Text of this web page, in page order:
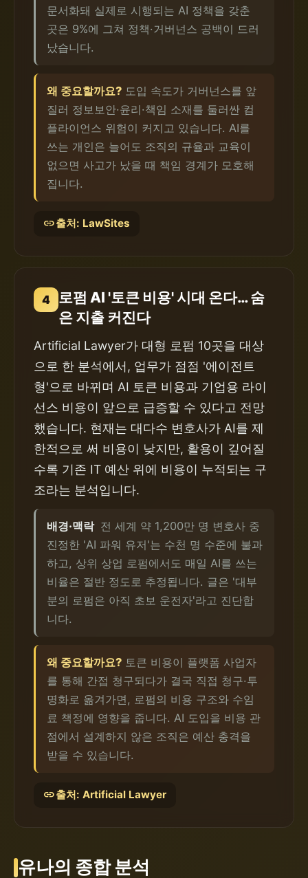
문서화돼 실제로 시행되는 AI 정책을 갖춘
곳은 9%에 그쳐 정책·거버넌스 공백이 드러
났습니다.
왜 중요할까요? 도입 속도가 거버넌스를 앞
질러 정보보안·윤리·책임 소재를 둘러싼 컴
플라이언스 위험이 커지고 있습니다. AI를
쓰는 개인은 늘어도 조직의 규율과 교육이
없으면 사고가 났을 때 책임 경계가 모호해
집니다.
link출처: LawSites
4
로펌 AI '토큰 비용' 시대 온다… 숨
은 지출 커진다
Artificial Lawyer가 대형 로펌 10곳을 대상
으로 한 분석에서, 업무가 점점 '에이전트
형'으로 바뀌며 AI 토큰 비용과 기업용 라이
선스 비용이 앞으로 급증할 수 있다고 전망
했습니다. 현재는 대다수 변호사가 AI를 제
한적으로 써 비용이 낮지만, 활용이 깊어질
수록 기존 IT 예산 위에 비용이 누적되는 구
조라는 분석입니다.
배경·맥락 전 세계 약 1,200만 명 변호사 중
진정한 'AI 파워 유저'는 수천 명 수준에 불과
하고, 상위 상업 로펌에서도 매일 AI를 쓰는
비율은 절반 정도로 추정됩니다. 글은 '대부
분의 로펌은 아직 초보 운전자'라고 진단합
니다.
왜 중요할까요? 토큰 비용이 플랫폼 사업자
를 통해 간접 청구되다가 결국 직접 청구·투
명화로 옮겨가면, 로펌의 비용 구조와 수임
료 책정에 영향을 줍니다. AI 도입을 비용 관
점에서 설계하지 않은 조직은 예산 충격을
받을 수 있습니다.
link출처: Artificial Lawyer
유나의 종합 분석